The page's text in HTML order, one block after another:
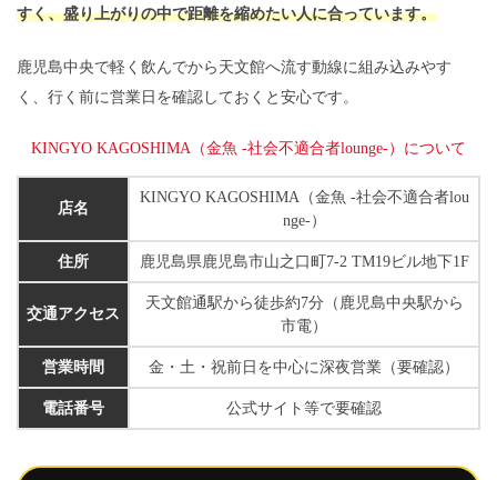
すく、盛り上がりの中で距離を縮めたい人に合っています。
鹿児島中央で軽く飲んでから天文館へ流す動線に組み込みやす
く、行く前に営業日を確認しておくと安心です。
KINGYO KAGOSHIMA（金魚 -社会不適合者lounge-）について
店名
KINGYO KAGOSHIMA（金魚 -社会不適合者lou
nge-）
住所 鹿児島県鹿児島市山之口町7-2 TM19ビル地下1F
交通アクセス
天文館通駅から徒歩約7分（鹿児島中央駅から
市電）
営業時間 金・土・祝前日を中心に深夜営業（要確認）
電話番号 公式サイト等で要確認